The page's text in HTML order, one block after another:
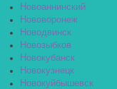
Новоаннинский
Нововоронеж
Новодвинск
Новозыбков
Новокубанск
Новокузнецк
Новокуйбышевск